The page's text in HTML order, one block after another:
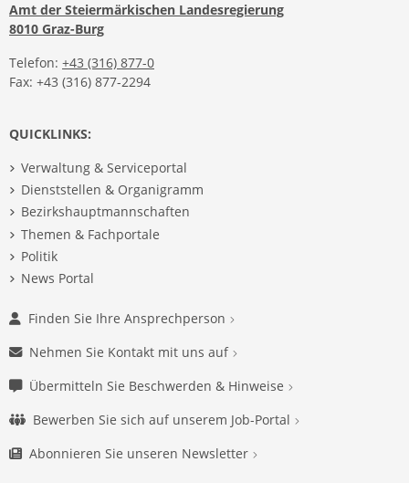
Amt der Steiermärkischen Landesregierung
8010 Graz-Burg
Telefon: +43 (316) 877-0
Fax: +43 (316) 877-2294
QUICKLINKS:
Verwaltung & Serviceportal
Dienststellen & Organigramm
Bezirkshauptmannschaften
Themen & Fachportale
Politik
News Portal
Finden Sie Ihre Ansprechperson
Nehmen Sie Kontakt mit uns auf
Übermitteln Sie Beschwerden & Hinweise
Bewerben Sie sich auf unserem Job-Portal
Abonnieren Sie unseren Newsletter